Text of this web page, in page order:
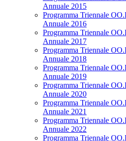
Annuale 2015
Programma Triennale
Annuale 2016
Programma Triennale
Annuale 2017
Programma Triennale
Annuale 2018
Programma Triennale
Annuale 2019
Programma Triennale
Annuale 2020
Programma Triennale
Annuale 2021
Programma Triennale
Annuale 2022
Programma Triennale